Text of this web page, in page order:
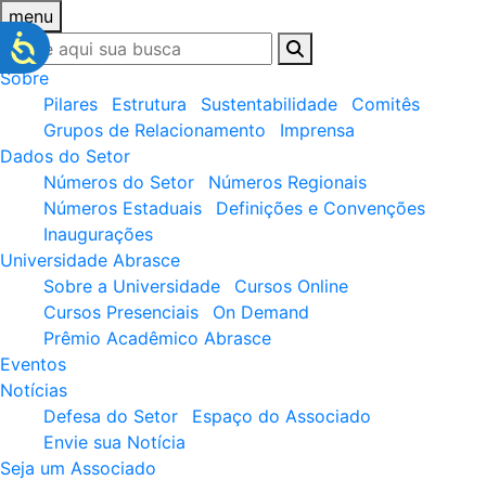
menu
Sobre
Pilares
Estrutura Sustentabilidade
Comitês
Grupos de Relacionamento
Imprensa
Dados do Setor
Números do Setor
Números Regionais
Números Estaduais
Definições e Convenções
Inaugurações
Universidade Abrasce
Sobre a Universidade
Cursos Online
Cursos Presenciais
On Demand
Prêmio Acadêmico Abrasce
Eventos
Notícias
Defesa do Setor
Espaço do Associado
Envie sua Notícia
Seja um Associado